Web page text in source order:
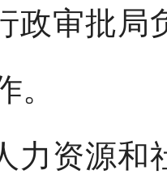
政审批
。
力资源